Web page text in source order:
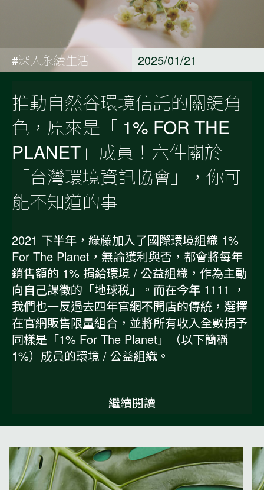
#深入永續生活 2025/01/21
推動自然谷環境信託的關鍵角
色，原來是「 1% FOR THE
PLANET」成員！六件關於
「台灣環境資訊協會」，你可
能不知道的事
2021 下半年，綠藤加入了國際環境組織 1%
For The Planet，無論獲利與否，都會將每年
銷售額的 1% 捐給環境 / 公益組織，作為主動
向自己課徵的「地球税」。而在今年 1111 ，
我們也一反過去四年官網不開店的傳統，選擇
在官網販售限量組合，並將所有收入全數捐予
同樣是「1% For The Planet」（以下簡稱
1%）成員的環境 / 公益組織。
繼續閱讀